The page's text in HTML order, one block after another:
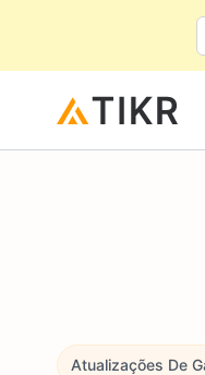
Atualizações De